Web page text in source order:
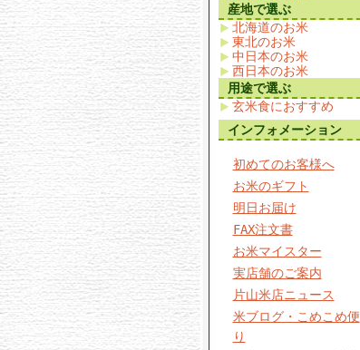
産地で選ぶ
北海道のお米
東北のお米
中日本のお米
西日本のお米
用途で選ぶ
玄米食におすすめ
インフォメーション
初めてのお客様へ
お米のギフト
明日お届け
FAX注文書
お米マイスター
実店舗のご案内
片山米店ニュース
米ブログ・こめこめ便
り